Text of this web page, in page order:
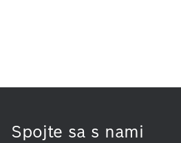
Spojte sa s nami